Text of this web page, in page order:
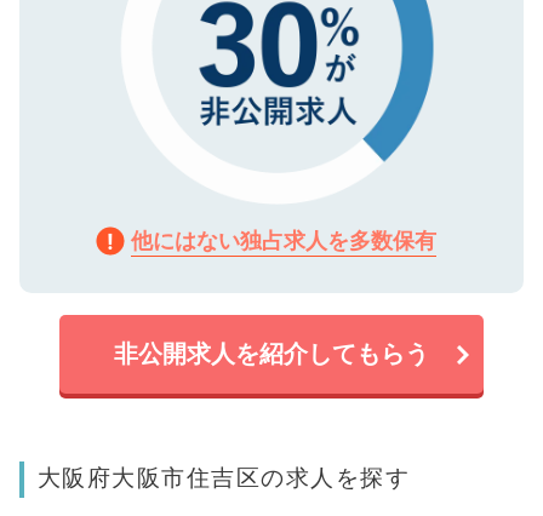
他にはない独占求人を多数保有
非公開求人を紹介してもらう
大阪府大阪市住吉区の求人を探す